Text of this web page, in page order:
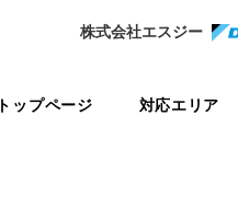
株式会社エスジー
トップページ 対応エリア